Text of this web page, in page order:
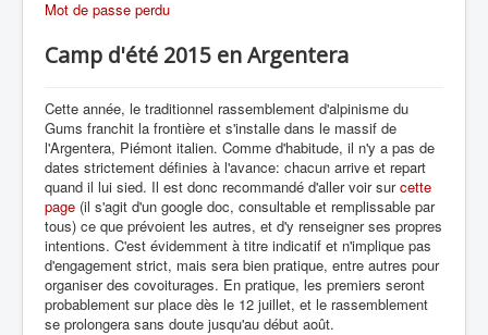
RANDONNÉE SPORTIVE
Mot de passe perdu
Camp d'été 2015 en Argentera
Cette année, le traditionnel rassemblement d'alpinisme du
Gums franchit la frontière et s'installe dans le massif de
l'Argentera, Piémont italien. Comme d'habitude, il n'y a pas de
dates strictement définies à l'avance: chacun arrive et repart
quand il lui sied. Il est donc recommandé d'aller voir surcette
page (il s'agit d'un google doc, consultable et remplissable par
tous) ce que prévoient les autres, et d'y renseigner ses propres
intentions. C'est évidemment à titre indicatif et n'implique pas
d'engagement strict, mais sera bien pratique, entre autres pour
organiser des covoiturages. En pratique, les premiers seront
probablement sur place dès le 12 juillet, et le rassemblement
se prolongera sans doute jusqu'au début août.